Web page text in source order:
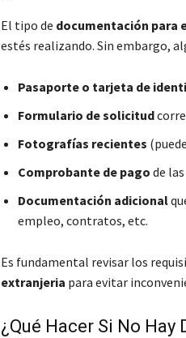
El tipo de documentación para
estés realizando. Sin embargo,
Pasaporte o tarjeta de
Formulario de solicitud
Fotografías recientes
Comprobante de pago de
Documentación adicional
empleo, contratos, etc.
Es fundamental revisar los
extranjeria para evitar
¿Qué Hacer Si No